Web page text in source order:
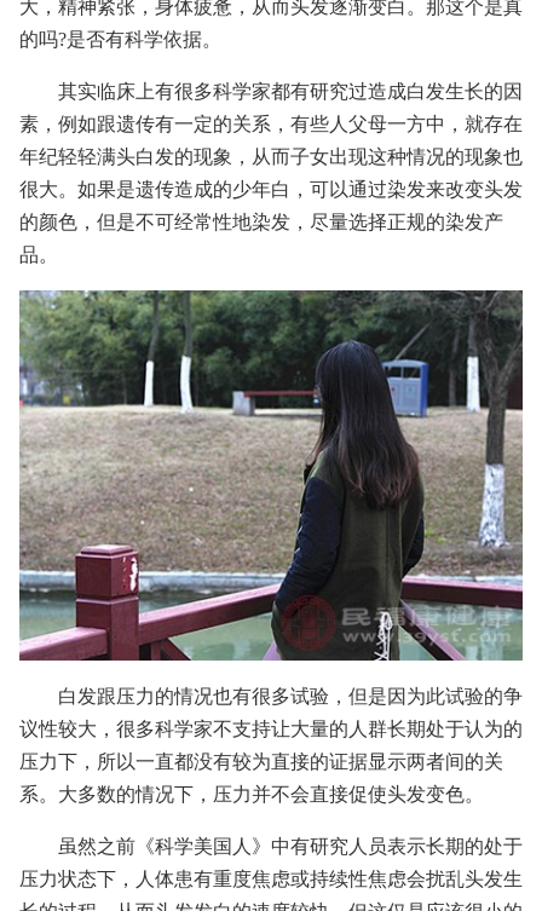
大，精神紧张，身体疲惫，从而头发逐渐变白。那这个是真
的吗?是否有科学依据。
其实临床上有很多科学家都有研究过造成白发生长的因
素，例如跟遗传有一定的关系，有些人父母一方中，就存在
年纪轻轻满头白发的现象，从而子女出现这种情况的现象也
很大。如果是遗传造成的少年白，可以通过染发来改变头发
的颜色，但是不可经常性地染发，尽量选择正规的染发产
品。
白发跟压力的情况也有很多试验，但是因为此试验的争
议性较大，很多科学家不支持让大量的人群长期处于认为的
压力下，所以一直都没有较为直接的证据显示两者间的关
系。大多数的情况下，压力并不会直接促使头发变色。
虽然之前《科学美国人》中有研究人员表示长期的处于
压力状态下，人体患有重度焦虑或持续性焦虑会扰乱头发生